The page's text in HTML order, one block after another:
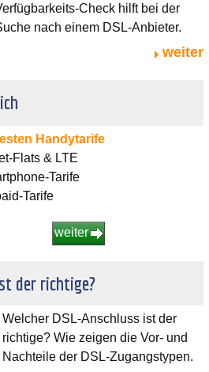
Check hilft bei der
nach einem DSL-Anbieter.
weiter
Handytarife
Flats & LTE
Tarife
Tarife
weiter
der richtige?
Welcher DSL-Anschluss ist der
richtige? Wie zeigen die Vor- und
Nachteile der DSL-Zugangstypen.